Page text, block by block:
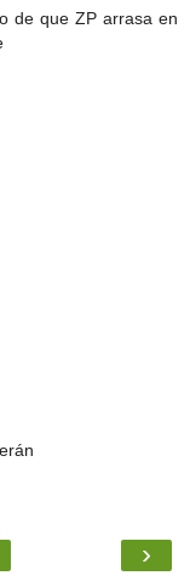
de que ZP arrasa en
›